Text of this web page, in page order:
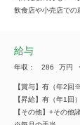
飲食店や小売店での
給与
年収： 286 万円
【賞与】有（年2回
【昇給】有（年1回）
【その他】+その他